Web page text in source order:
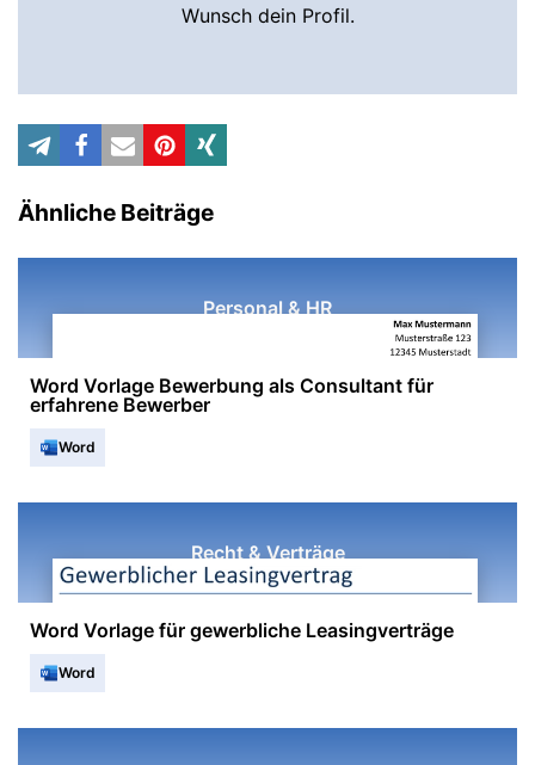
Wunsch dein Profil.
Ähnliche Beiträge
Personal & HR
Word Vorlage Bewerbung als Consultant für
erfahrene Bewerber
Word
Recht & Verträge
Word Vorlage für gewerbliche Leasingverträge
Word